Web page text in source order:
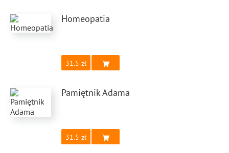
Homeopatia
31.5
Pamiętnik Adama
31.5